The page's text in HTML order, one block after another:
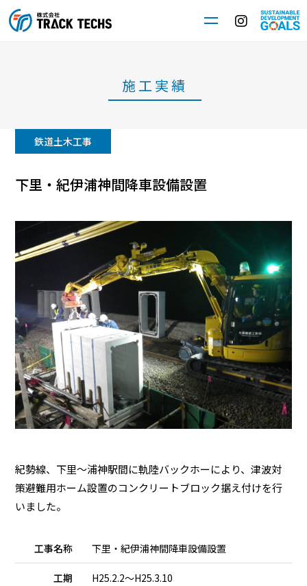
施工実績
鉄道土木工事
下里・紀伊浦神間降車設備設置
紀勢線、下里～浦神駅間に軌陸バックホーにより、津波対
策避難用ホーム設置のコンクリートブロック据え付けを行
いました。
工事名称 下里・紀伊浦神間降車設備設置
工期 H25.2.2～H25.3.10